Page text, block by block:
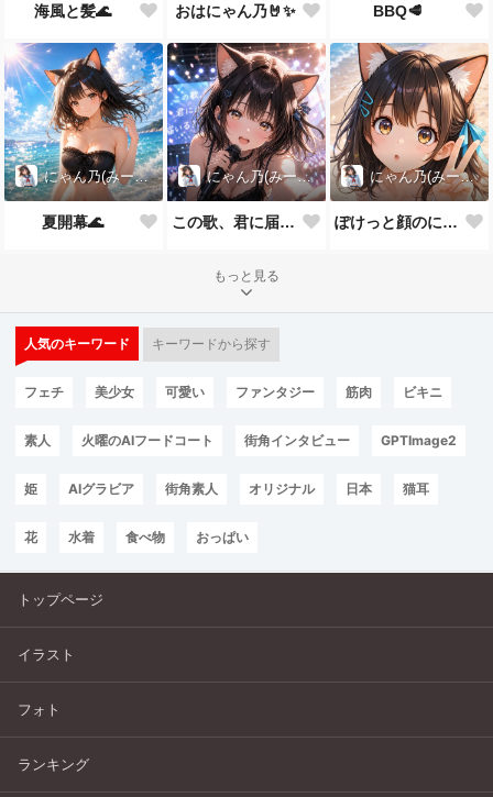
海風と髪🌊 おはにゃん乃🤘✨ BBQ🥩
にゃん乃(みー娘)
夏開幕🌊
にゃん乃(みー娘)
この歌、君に届いてる？
にゃん乃(みー娘)
ぽけっと顔のにゃん乃ちゃん
もっと見る
人気のキーワード キーワードから探す
フェチ 美少女 可愛い ファンタジー 筋肉 ビキニ
素人 火曜のAIフードコート 街角インタビュー GPTImage2
姫 AIグラビア 街角素人 オリジナル 日本 猫耳
花 水着 食べ物 おっぱい
トップページ
イラスト
フォト
ランキング